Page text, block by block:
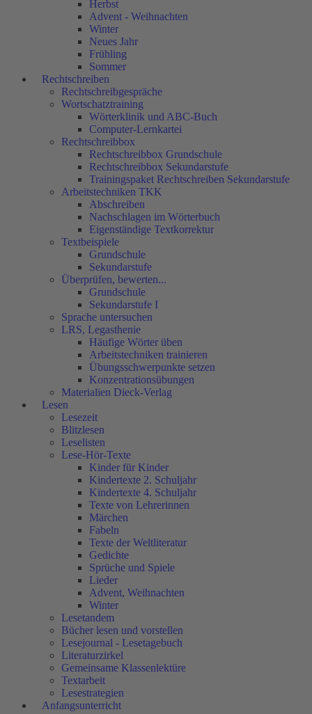
Herbst
Advent - Weihnachten
Winter
Neues Jahr
Frühling
Sommer
Rechtschreiben
Rechtschreibgespräche
Wortschatztraining
Wörterklinik und ABC-Buch
Computer-Lernkartei
Rechtschreibbox
Rechtschreibbox Grundschule
Rechtschreibbox Sekundarstufe
Trainingspaket Rechtschreiben Sekundarstufe
Arbeitstechniken TKK
Abschreiben
Nachschlagen im Wörterbuch
Eigenständige Textkorrektur
Textbeispiele
Grundschule
Sekundarstufe
Überprüfen, bewerten...
Grundschule
Sekundarstufe I
Sprache untersuchen
LRS, Legasthenie
Häufige Wörter üben
Arbeitstechniken trainieren
Übungsschwerpunkte setzen
Konzentrationsübungen
Materialien Dieck-Verlag
Lesen
Lesezeit
Blitzlesen
Leselisten
Lese-Hör-Texte
Kinder für Kinder
Kindertexte 2. Schuljahr
Kindertexte 4. Schuljahr
Texte von Lehrerinnen
Märchen
Fabeln
Texte der Weltliteratur
Gedichte
Sprüche und Spiele
Lieder
Advent, Weihnachten
Winter
Lesetandem
Bücher lesen und vorstellen
Lesejournal - Lesetagebuch
Literaturzirkel
Gemeinsame Klassenlektüre
Textarbeit
Lesestrategien
Anfangsunterricht